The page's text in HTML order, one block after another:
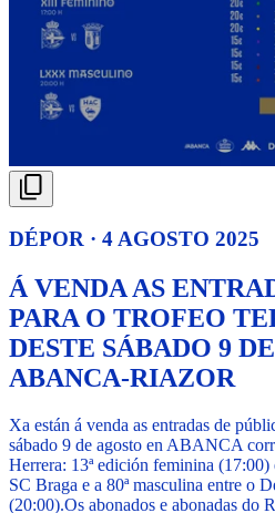
DÉPOR · 4 AGOSTO 2025
Á VENDA AS
PARA O TROFEO
DESTE SÁBADO 9
ABANCA-RIAZOR
Xa están á venda as entradas de
sábado 9 de agosto en ABANCA
Herrera: 13ª edición feminina
SC Braga e a 80ª masculina entre o
(20:00).Os abonados e abonadas do